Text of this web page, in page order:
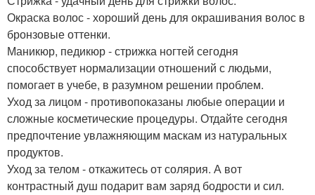
Окраска волос - хороший день для окрашивания волос в
бронзовые оттенки.
Маникюр, педикюр - стрижка ногтей сегодня
способствует нормализации отношений с людьми,
помогает в учебе, в разумном решении проблем.
Уход за лицом - противопоказаны любые операции и
сложные косметические процедуры. Отдайте сегодня
предпочтение увлажняющим маскам из натуральных
продуктов.
Уход за телом - откажитесь от солярия. А вот
контрастный душ подарит вам заряд бодрости и сил.